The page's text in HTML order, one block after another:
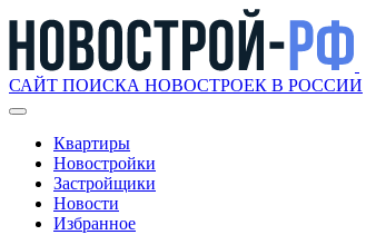
САЙТ ПОИСКА НОВОСТРОЕК В РОССИИ
Квартиры
Новостройки
Застройщики
Новости
Избранное